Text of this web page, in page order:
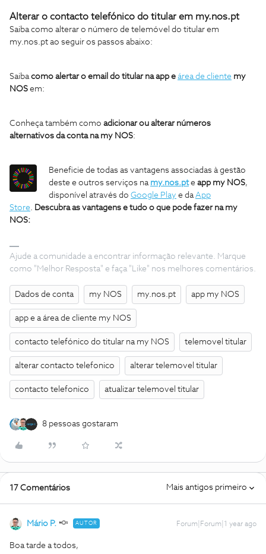
Alterar o contacto telefónico do titular em my.nos.pt
Saiba como alterar o número de telemóvel do titular em
my.nos.pt ao seguir os passos abaixo:
Saibacomo alertar o email do titular na app e área de cliente my
NOS em:
Conheça também como adicionar ou alterar números
alternativos da conta na my NOS:
Beneficie de todas as vantagens associadas à gestão
deste e outros serviços na my.nos.pte app my NOS,
disponível através do Google Play e daApp
Store. Descubra as vantagens e tudo o que pode fazer na my
NOS:
Ajude a comunidade a encontrar informação relevante. Marque
como "Melhor Resposta" e faça "Like" nos melhores comentários.
Dados de conta my NOS my.nos.pt app my NOS
app e a área de cliente my NOS
contacto telefónico do titular na my NOS telemovel titular
alterar contacto telefonico alterar telemovel titular
contacto telefonico atualizar telemovel titular
8 pessoas gostaram
17 Comentários Mais antigos primeiro
Mário P. AUTOR Forum|Forum|1 year ago
Boa tarde a todos,